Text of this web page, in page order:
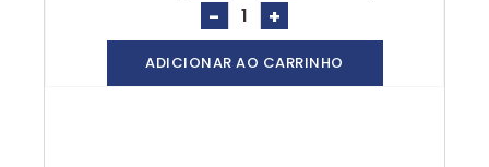
- +
ADICIONAR AO CARRINHO